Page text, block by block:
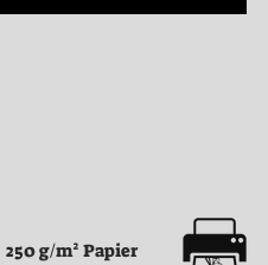
250 g/m² Papier